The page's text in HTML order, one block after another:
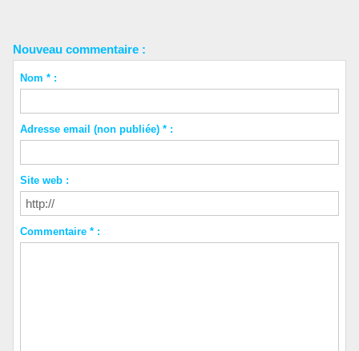
Nouveau commentaire :
Nom * :
Adresse email (non publiée) * :
Site web :
Commentaire * :